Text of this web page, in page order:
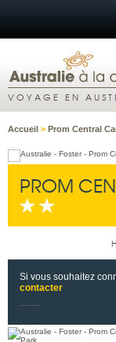
VOYAGE EN
Accueil > Prom Central
PROM
Si vous souhaitez
contacter